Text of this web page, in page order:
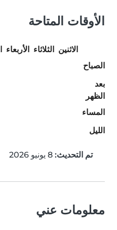
الأوقات المتاحة
الاثنين الثلاثاء الأربعاء
الصباح
بعد
الظهر
المساء
الليل
تم التحديث:
معلومات عني